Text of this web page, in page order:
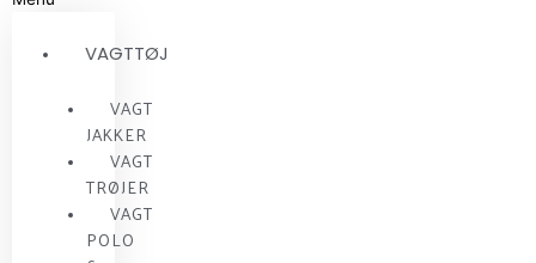
VAGTTØJ
VAGT
JAKKER
VAGT
TRØJER
VAGT
POLO